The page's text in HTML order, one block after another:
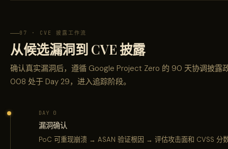
07 · CVE 披露工作流
从候选漏洞到 CVE 披露
确认真实漏洞后，遵循 Google Project Zero 的 90 天协调披露
008 处于 Day 29，进入追踪阶段。
DAY 0
漏洞确认
PoC 可重现崩溃 → ASAN 验证根因 → 评估攻击面和 CVSS